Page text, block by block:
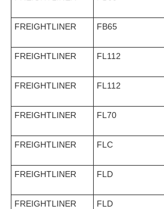
FREIGHTLINER
FB65
FREIGHTLINER
FL112
FREIGHTLINER
FL112
FREIGHTLINER
FL70
FREIGHTLINER
FLC
FREIGHTLINER
FLD
FREIGHTLINER
FLD